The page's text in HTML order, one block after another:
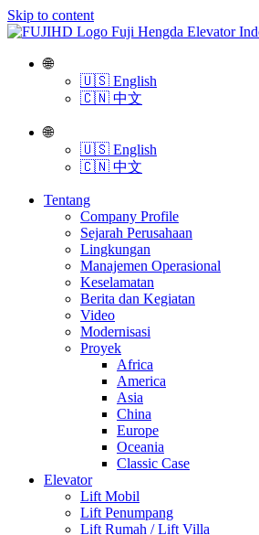
Skip to content
🌐
🇺🇸 English
🇨🇳 中文
🌐
🇺🇸 English
🇨🇳 中文
Tentang
Company Profile
Sejarah Perusahaan
Lingkungan
Manajemen Operasional
Keselamatan
Berita dan Kegiatan
Video
Modernisasi
Proyek
Africa
America
Asia
China
Europe
Oceania
Classic Case
Elevator
Lift Mobil
Lift Penumpang
Lift Rumah / Lift Villa